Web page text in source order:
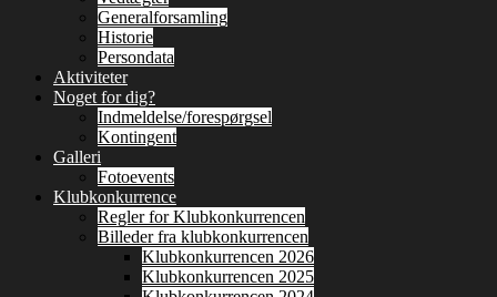
Generalforsamling
Historie
Persondata
Aktiviteter
Noget for dig?
Indmeldelse/forespørgsel
Kontingent
Galleri
Fotoevents
Klubkonkurrence
Regler for Klubkonkurrencen
Billeder fra klubkonkurrencen
Klubkonkurrencen 2026
Klubkonkurrencen 2025